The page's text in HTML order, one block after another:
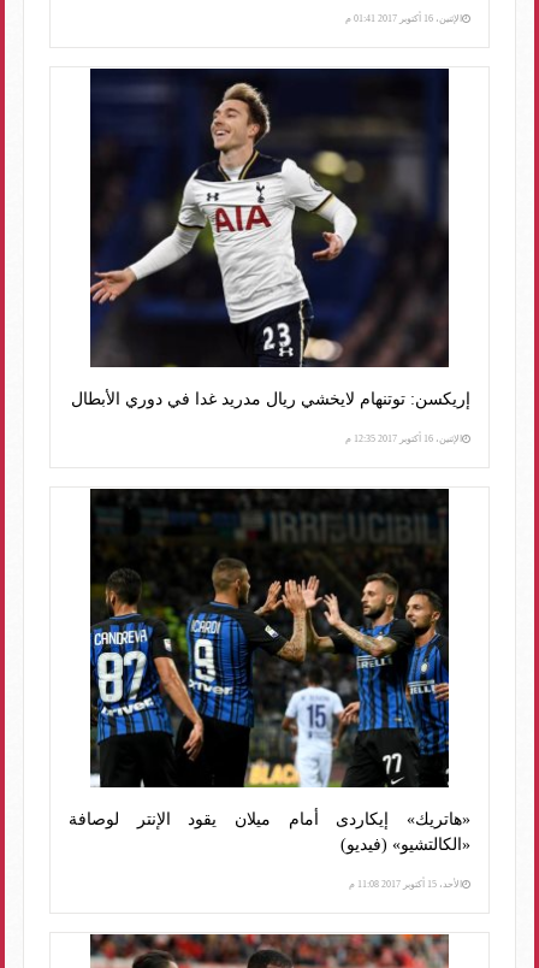
الإثنين، 16 أكتوبر 2017 01:41 م
إريكسن: توتنهام لايخشي ريال مدريد غدا في دوري الأبطال
الإثنين، 16 أكتوبر 2017 12:35 م
«هاتريك» إيكاردى أمام ميلان يقود الإنتر لوصافة
«الكالتشيو» (فيديو)
الأحد، 15 أكتوبر 2017 11:08 م